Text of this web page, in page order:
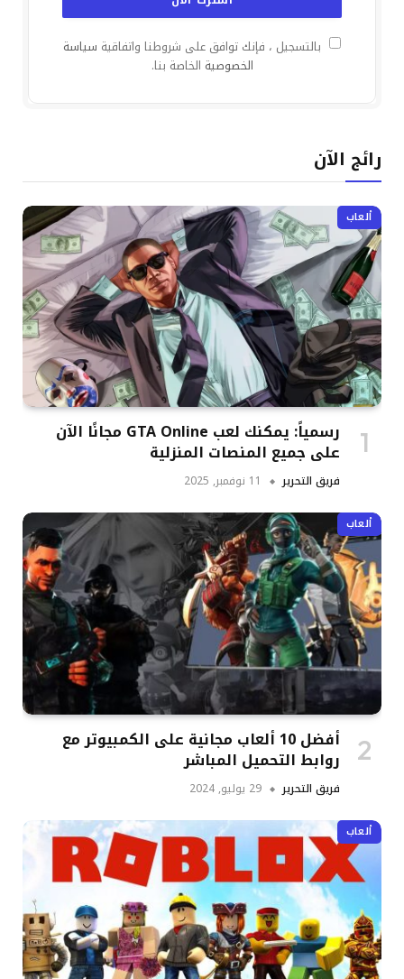
بالتسجيل ، فإنك توافق على شروطنا واتفاقية سياسة
الخصوصية الخاصة بنا.
رائج الآن
ألعاب
رسمياً: يمكنك لعب GTA Online مجانًا الآن
على جميع المنصات المنزلية
فريق التحرير 11 نوفمبر, 2025
ألعاب
أفضل 10 ألعاب مجانية على الكمبيوتر مع
روابط التحميل المباشر
فريق التحرير 29 يوليو, 2024
ألعاب